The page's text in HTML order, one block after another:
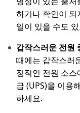
하거나 확인이
일이 있을 수도
갑작스러운 전원
때에는 갑작스러
정적인 전원 소
급 (UPS)을 이용
하세요.